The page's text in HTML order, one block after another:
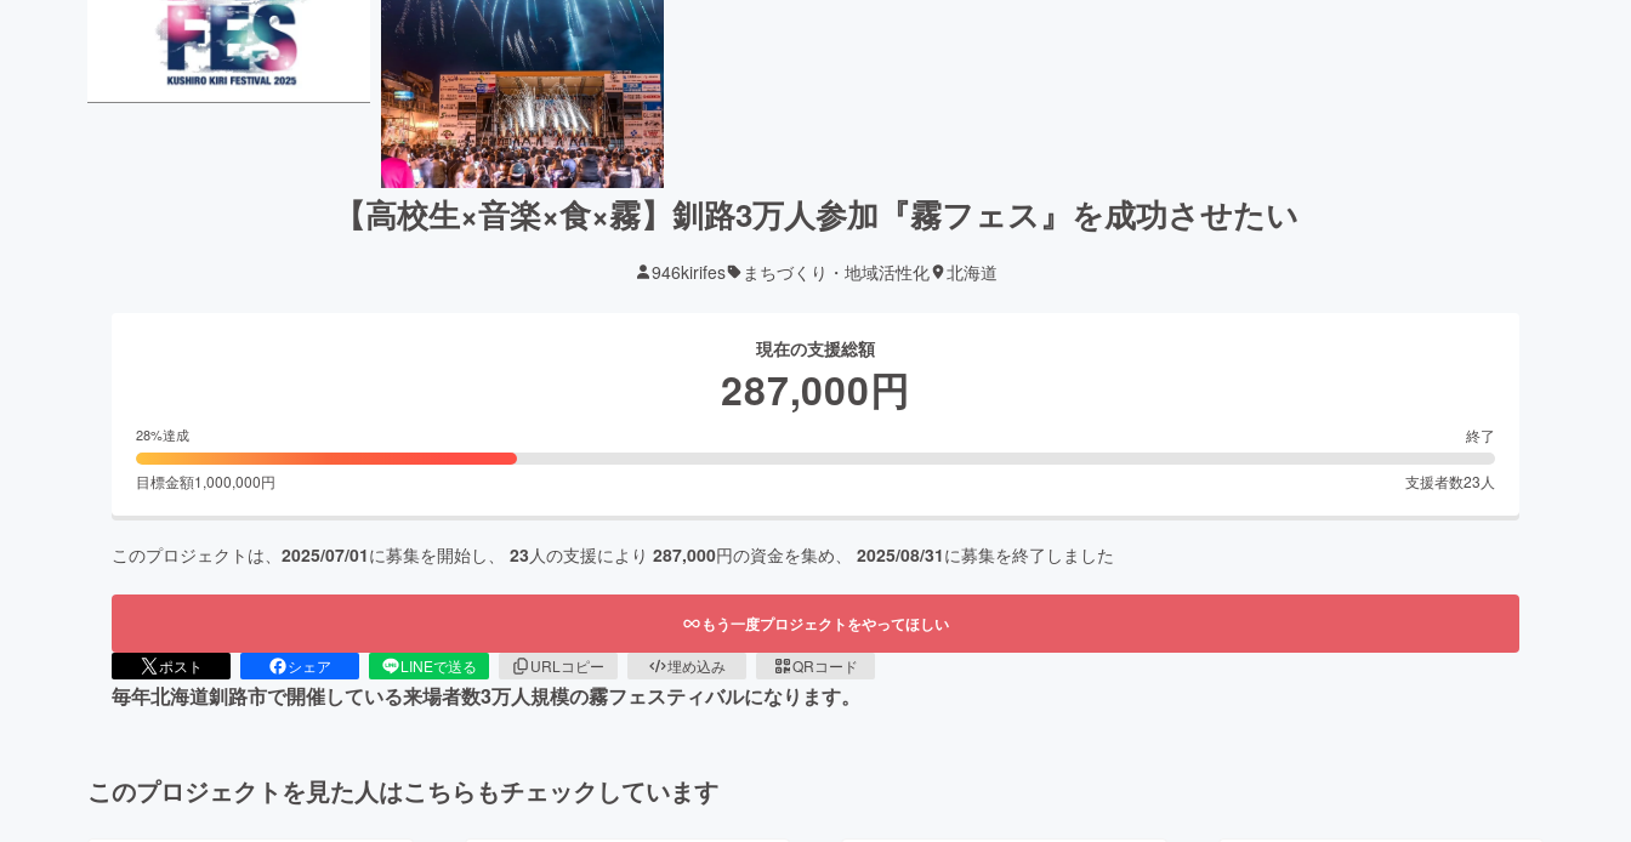
【高校生×音楽×食×霧】釧路3万人参加『霧フェス』を成功させたい
946kirifes まちづくり・地域活性化 北海道
現在の支援総額
287,000円
28%達成 終了
目標金額1,000,000円 支援者数23 人
このプロジェクトは、 2025/07/01に募集を開始し、 23 人の支援により 287,000円の資金を集め、 2025/08/31に募集を終了しました
もう一度プロジェクトをやってほしい
ポスト シェア LINEで送る URLコピー 埋め込み QRコード
毎年北海道釧路市で開催している来場者数3万人規模の霧フェスティバルになります。
このプロジェクトを見た人はこちらもチェックしています